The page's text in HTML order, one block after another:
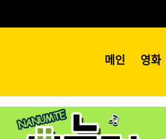
메인 영화